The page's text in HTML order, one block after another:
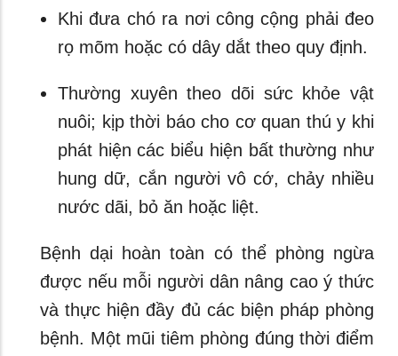
Khi đưa chó ra nơi công cộng phải đeo
rọ mõm hoặc có dây dắt theo quy định.
Thường xuyên theo dõi sức khỏe vật
nuôi; kịp thời báo cho cơ quan thú y khi
phát hiện các biểu hiện bất thường như
hung dữ, cắn người vô cớ, chảy nhiều
nước dãi, bỏ ăn hoặc liệt.
Bệnh dại hoàn toàn có thể phòng ngừa
được nếu mỗi người dân nâng cao ý thức
và thực hiện đầy đủ các biện pháp phòng
bệnh. Một mũi tiêm phòng đúng thời điểm